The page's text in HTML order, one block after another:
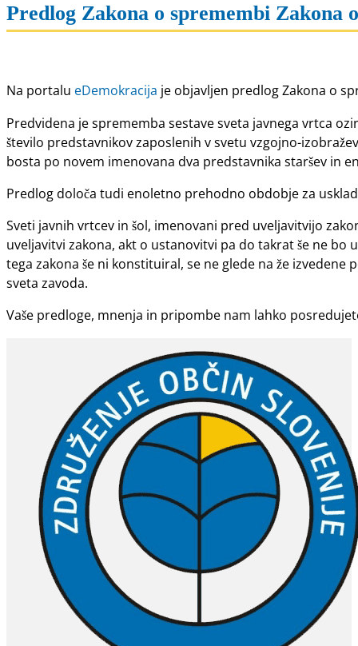
Predlog Zakona o spremembi
Na portalu eDemokracija je objavljen predlog Zakona o
Predvidena je sprememba sestave sveta javnega vrtca
število predstavnikov zaposlenih v svetu vzgojno-
bosta po novem imenovana dva predstavnika staršev in
Predlog določa tudi enoletno prehodno obdobje za
Sveti javnih vrtcev in šol, imenovani pred uveljavitvijo
uveljavitvi zakona, akt o ustanovitvi pa do takrat še ne bo
tega zakona še ni konstituiral, se ne glede na že
sveta zavoda.
Vaše predloge, mnenja in pripombe nam lahko